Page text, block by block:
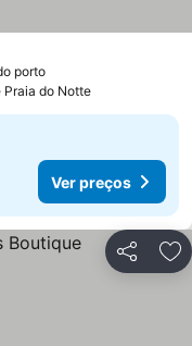
porto
Praia do Notte
Ver preços
Partilhar